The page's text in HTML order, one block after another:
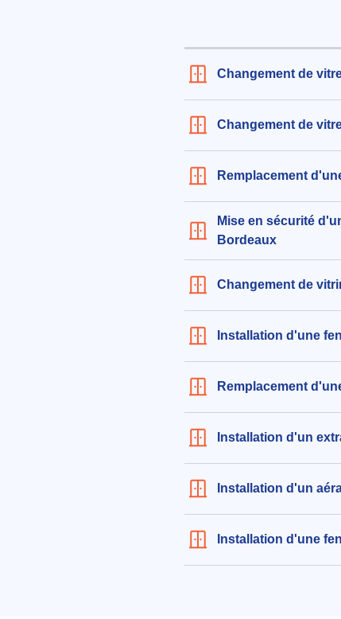
aux alentours de Rue Mauriac
(33000)
le 05/08/2026 à 07:32
Remplacement de simple
aux alentours de Place de
le 05/08/2026 à 08:34
pour fenêtres bois
202€ TTC
aux alentours de Rue de
Bordeaux (33000)
Changement de
Changement de
Remplacement
Mise en sécurité
Bordeaux
Changement de
Installation d'une
Remplacement
Installation d'un
Installation d'un
Installation d'une